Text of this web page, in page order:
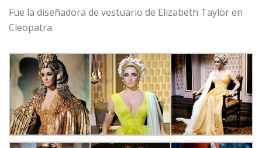
Fue la diseñadora de vestuario de Elizabeth Taylor en
Cleopatra.